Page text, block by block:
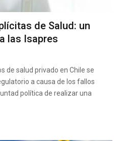
de Salud: un
las Isapres
de salud privado en Chile se
a causa de los fallos
política de realizar una